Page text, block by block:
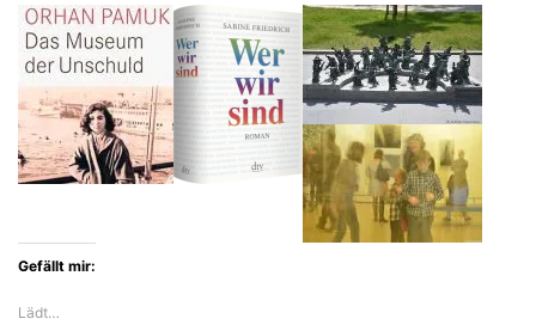
Gefällt mir:
Lädt…